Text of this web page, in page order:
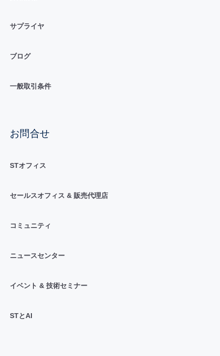
サプライヤ
ブログ
一般取引条件
お問合せ
STオフィス
セールスオフィス & 販売代理店
コミュニティ
ニュースセンター
イベント & 技術セミナー
STとAI